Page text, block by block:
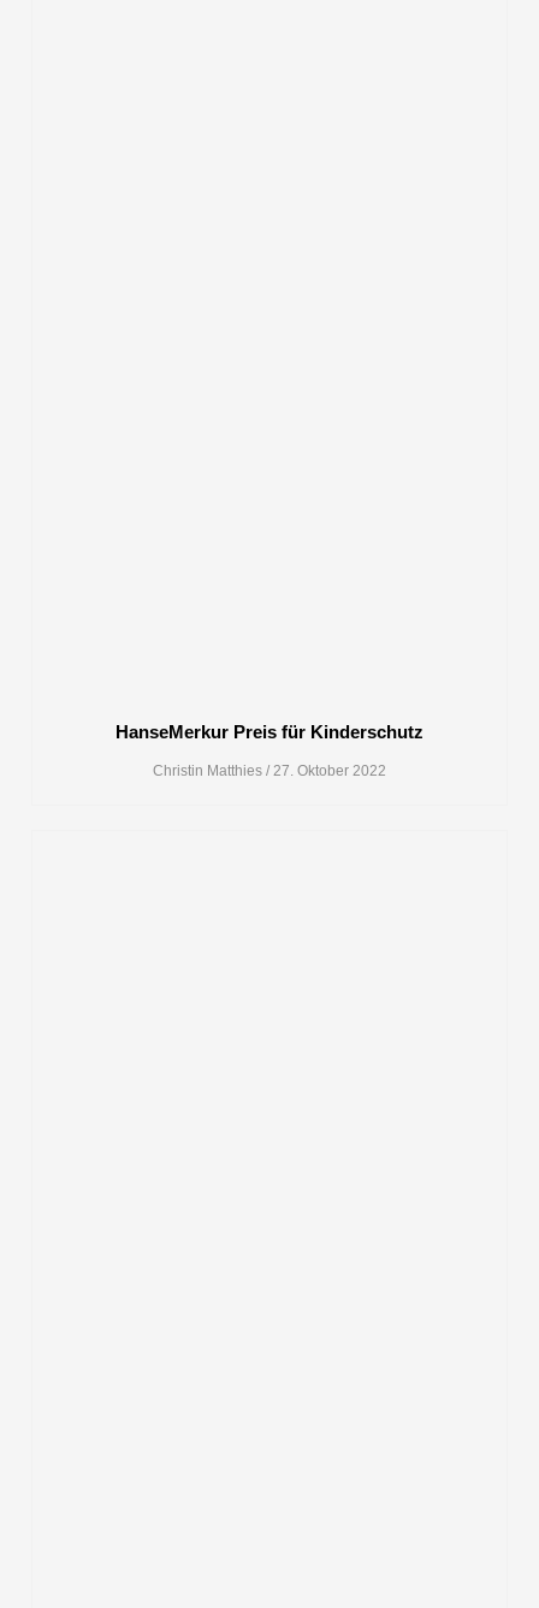
HanseMerkur Preis für Kinderschutz
Christin Matthies 27. Oktober 2022